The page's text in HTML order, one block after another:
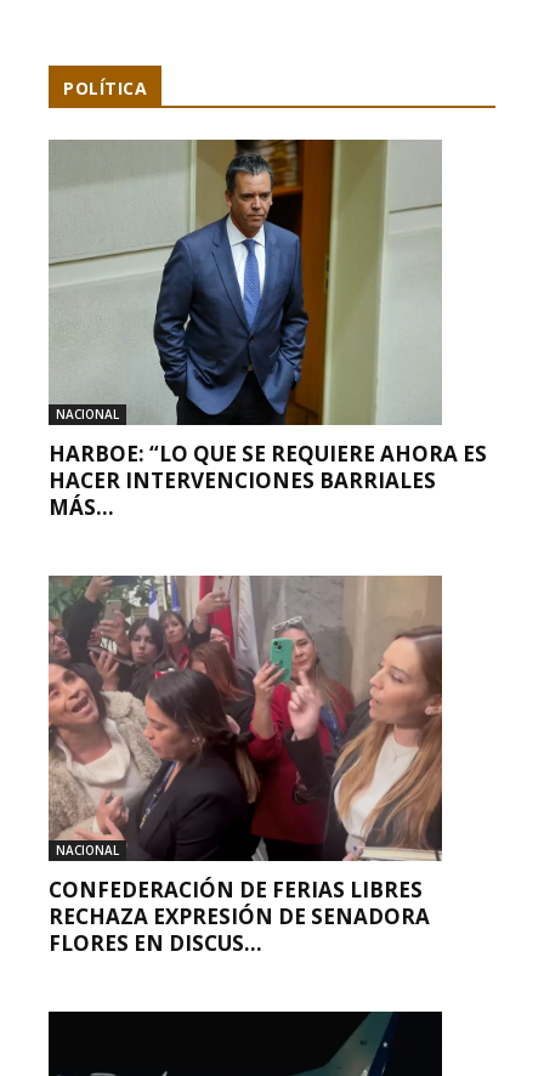
POLÍTICA
NACIONAL
HARBOE: “LO QUE SE REQUIERE AHORA ES
HACER INTERVENCIONES BARRIALES
MÁS...
NACIONAL
CONFEDERACIÓN DE FERIAS LIBRES
RECHAZA EXPRESIÓN DE SENADORA
FLORES EN DISCUS...